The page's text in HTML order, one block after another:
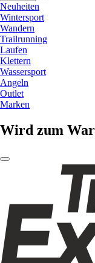
Neuheiten
Wintersport
Wandern
Trailrunning
Laufen
Klettern
Wassersport
Angeln
Outlet
Marken
Wird zum